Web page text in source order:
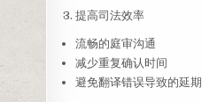
提高司法效率
流畅的庭审沟通
减少重复确认时间
避免翻译错误导致的延期